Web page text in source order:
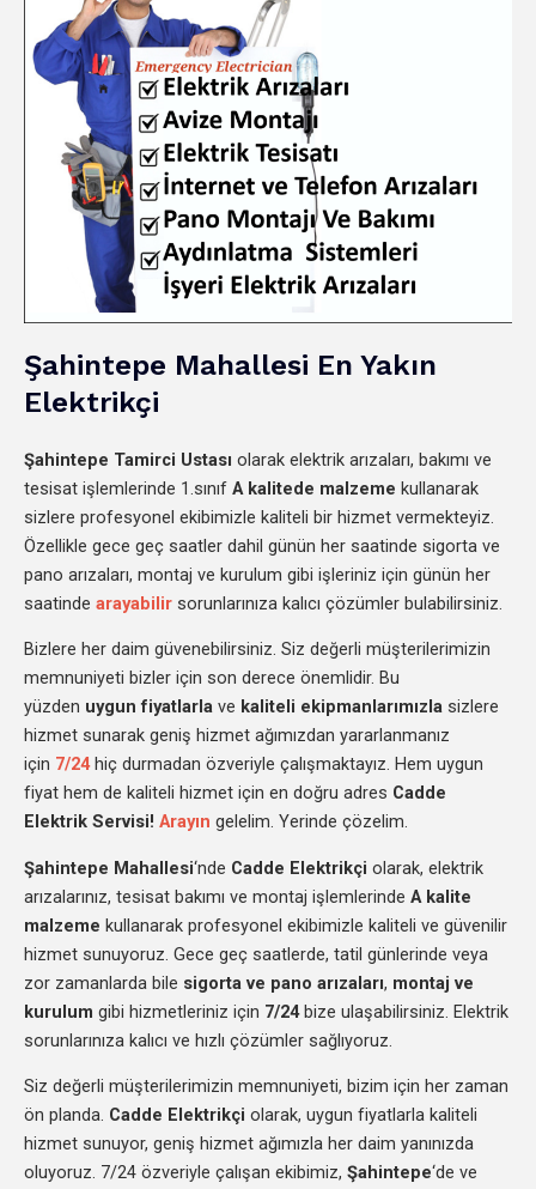
Şahintepe Mahallesi En Yakın
Elektrikçi
Şahintepe Tamirci Ustası olarak elektrik arızaları, bakımı ve
tesisat işlemlerinde 1.sınıf A kalitede malzeme kullanarak
sizlere profesyonel ekibimizle kaliteli bir hizmet vermekteyiz.
Özellikle gece geç saatler dahil günün her saatinde sigorta ve
pano arızaları, montaj ve kurulum gibi işleriniz için günün her
saatinde arayabilir sorunlarınıza kalıcı çözümler bulabilirsiniz.
Bizlere her daim güvenebilirsiniz. Siz değerli müşterilerimizin
memnuniyeti bizler için son derece önemlidir. Bu
yüzden uygun fiyatlarla ve kaliteli ekipmanlarımızla sizlere
hizmet sunarak geniş hizmet ağımızdan yararlanmanız
için 7/24hiç durmadan özveriyle çalışmaktayız. Hem uygun
fiyat hem de kaliteli hizmet için en doğru adres Cadde
Elektrik Servisi! Arayın gelelim. Yerinde çözelim.
Şahintepe Mahallesi‘nde Cadde Elektrikçi olarak, elektrik
arızalarınız, tesisat bakımı ve montaj işlemlerinde A kalite
malzeme kullanarak profesyonel ekibimizle kaliteli ve güvenilir
hizmet sunuyoruz. Gece geç saatlerde, tatil günlerinde veya
zor zamanlarda bile sigorta ve pano arızaları, montaj ve
kurulum gibi hizmetleriniz için 7/24bize ulaşabilirsiniz. Elektrik
sorunlarınıza kalıcı ve hızlı çözümler sağlıyoruz.
Siz değerli müşterilerimizin memnuniyeti, bizim için her zaman
ön planda. Cadde Elektrikçi olarak, uygun fiyatlarla kaliteli
hizmet sunuyor, geniş hizmet ağımızla her daim yanınızda
oluyoruz. 7/24 özveriyle çalışan ekibimiz, Şahintepe‘de ve